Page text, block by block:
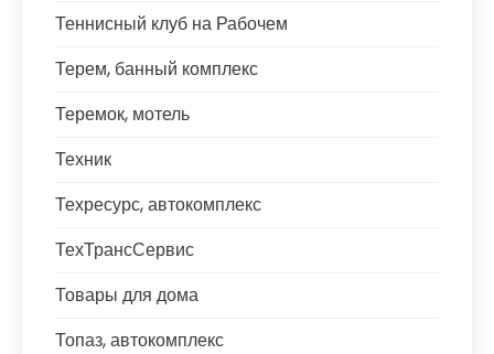
Теннисный клуб на Рабочем
Терем, банный комплекс
Теремок, мотель
Техник
Техресурс, автокомплекс
ТехТрансСервис
Товары для дома
Топаз, автокомплекс